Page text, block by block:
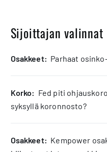
Sijoittajan valinnat
osakkeet: Parhaat
korko: Fed piti
syksyllä koronnosto?
osakkeet: Kempower